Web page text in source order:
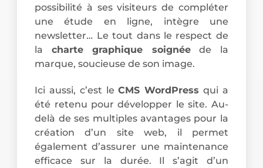
possibilité à ses visiteurs de compléter
une étude en ligne, intègre une
newsletter… Le tout dans le respect de
la charte graphique soignéede la
marque, soucieuse de son image.
Ici aussi, c’est leCMS WordPress qui a
été retenu pour développer le site. Au-
delà de ses multiples avantages pour la
création d’un site web, il permet
également d’assurer une maintenance
efficace sur la durée. Il s’agit d’un